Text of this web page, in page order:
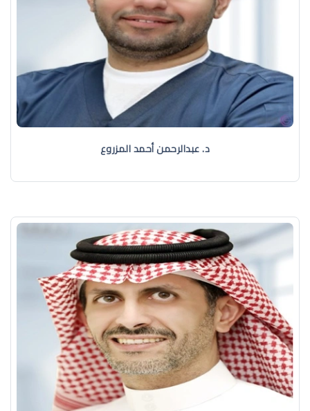
د. عبدالرحمن أحمد المزروع